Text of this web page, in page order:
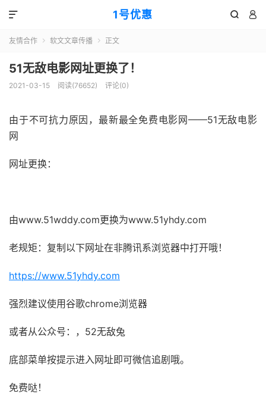
1号优惠  

友情合作  软文文章传播  正文
51无敌电影网址更换了！
2021-03-15 阅读(76652) 评论(0)
由于不可抗力原因，最新最全免费电影网——51无敌电影
网
网址更换：
由www.51wddy.com更换为www.51yhdy.com
老规矩：复制以下网址在非腾讯系浏览器中打开哦！
https://www.51yhdy.com
强烈建议使用谷歌chrome浏览器
或者从公众号：，52无敌兔
底部菜单按提示进入网址即可微信追剧哦。
免费哒！